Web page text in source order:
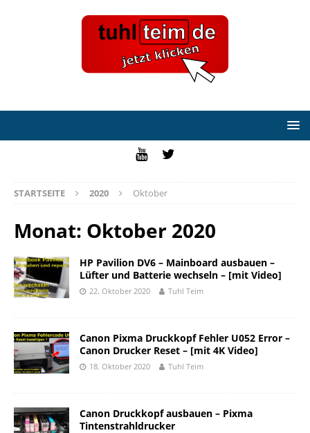
STARTSEITE 2020 Oktober
Monat: Oktober 2020
HP Pavilion DV6 – Mainboard ausbauen –
Lüfter und Batterie wechseln – [mit Video]
22. Oktober 2020 Tuhl Teim
Canon Pixma Druckkopf Fehler U052 Error –
Canon Drucker Reset – [mit 4K Video]
18. Oktober 2020 Tuhl Teim
Canon Druckkopf ausbauen – Pixma
Tintenstrahldrucker